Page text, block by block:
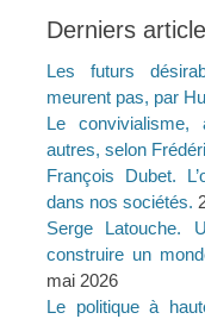
Derniers
Les futurs
meurent pas, par
Le convivialisme,
autres, selon
François Dubet.
dans nos sociétés.
Serge Latouche.
construire un
mai 2026
Le politique à